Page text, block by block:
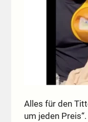
Alles für den
um jeden